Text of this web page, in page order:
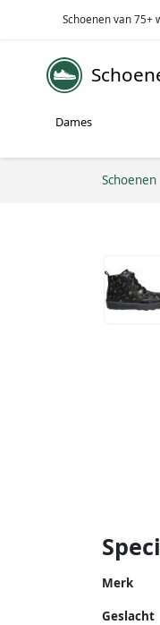
Schoenen van 75+
Dames
Schoenen
Merk
Geslacht